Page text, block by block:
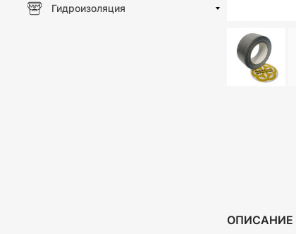
Гидроизоляция
ОПИСАНИЕ